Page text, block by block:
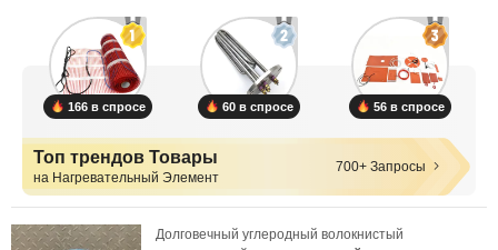
166 в спросе 60 в спросе 56 в спросе
Топ трендов Товары
на Нагревательный Элемент
700+ Запросы
Долговечный углеродный волокнистый